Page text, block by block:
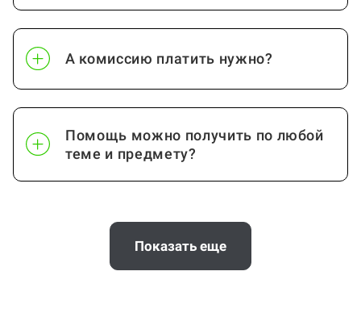
А комиссию платить нужно?
Помощь можно получить по любой
теме и предмету?
Почему выгодно заказать
консультацию по проектной работе
на Work5?
Показать еще